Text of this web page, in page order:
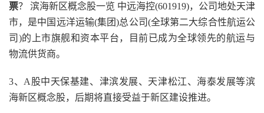
票？ 滨海新区概念股一览 中远海控(601919)，公司地处天津
市，是中国远洋运输(集团)总公司(全球第二大综合性航运公
司)的上市旗舰和资本平台，目前已成为全球领先的航运与
物流供货商。
3、A股中天保基建、津滨发展、天津松江、海泰发展等滨
海新区概念股，后期将直接受益于新区建设推进。